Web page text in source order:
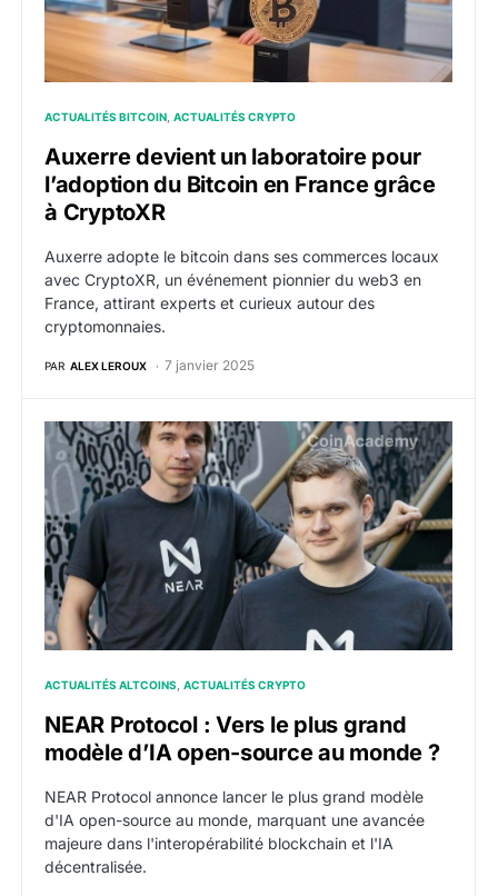
ACTUALITÉS BITCOIN ACTUALITÉS CRYPTO
Auxerre devient un laboratoire pour
l’adoption du Bitcoin en France grâce
à CryptoXR
Auxerre adopte le bitcoin dans ses commerces locaux
avec CryptoXR, un événement pionnier du web3 en
France, attirant experts et curieux autour des
cryptomonnaies.
PAR ALEX LEROUX 7 janvier 2025
NEAR Protocol : Vers le plus grand modèle d’IA
ACTUALITÉS ALTCOINS ACTUALITÉS CRYPTO
NEAR Protocol : Vers le plus grand
modèle d’IA open-source au monde ?
NEAR Protocol annonce lancer le plus grand modèle
d'IA open-source au monde, marquant une avancée
majeure dans l'interopérabilité blockchain et l'IA
décentralisée.